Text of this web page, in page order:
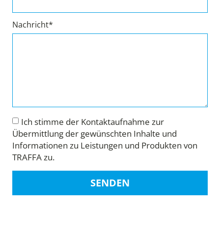
Nachricht*
Ich stimme der Kontaktaufnahme zur
Übermittlung der gewünschten Inhalte und
Informationen zu Leistungen und Produkten von
TRAFFA zu.
SENDEN